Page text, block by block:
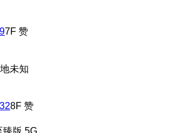
7F 赞
未知
8F 赞
臻版 5G